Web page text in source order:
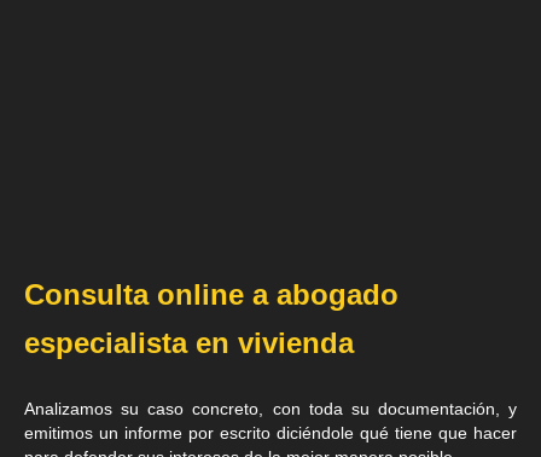
Consulta online a abogado
especialista en vivienda
Analizamos su caso concreto, con toda su documentación, y
emitimos un informe por escrito diciéndole qué tiene que hacer